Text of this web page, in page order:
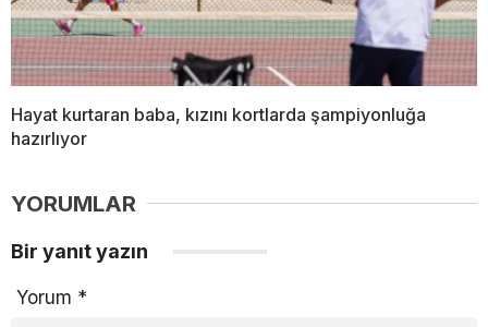
Hayat kurtaran baba, kızını kortlarda şampiyonluğa
hazırlıyor
YORUMLAR
Bir yanıt yazın
Yorum *